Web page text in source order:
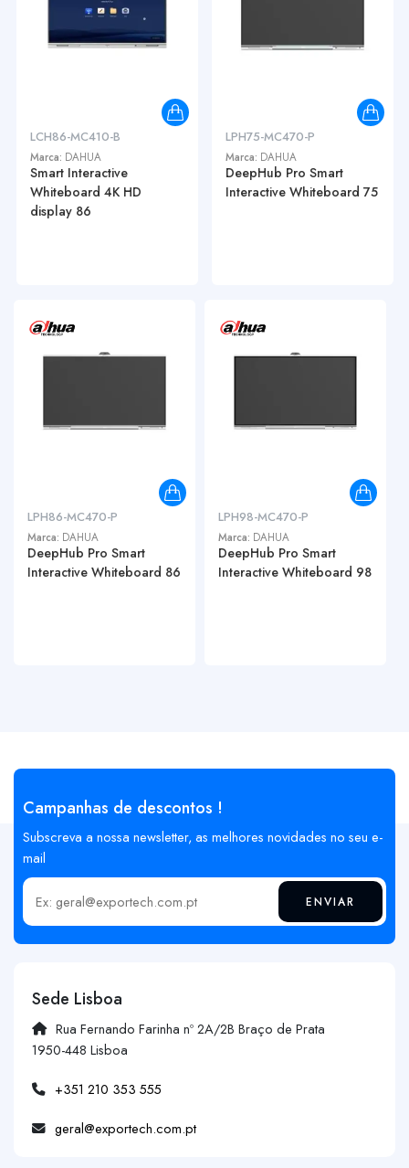
LCH86-MC410-B
Marca: DAHUA
Smart Interactive
Whiteboard 4K HD
display 86
LPH75-MC470-P
Marca: DAHUA
DeepHub Pro Smart
Interactive Whiteboard 75
LPH86-MC470-P
Marca: DAHUA
DeepHub Pro Smart
Interactive Whiteboard 86
LPH98-MC470-P
Marca: DAHUA
DeepHub Pro Smart
Interactive Whiteboard 98
Campanhas de descontos !
Subscreva a nossa newsletter, as melhores novidades no seu e-
mail
Insira o seu email ENVIAR
Sede Lisboa
Rua Fernando Farinha nº 2A/2B Braço de Prata
1950-448 Lisboa
+351 210 353 555
geral@exportech.com.pt